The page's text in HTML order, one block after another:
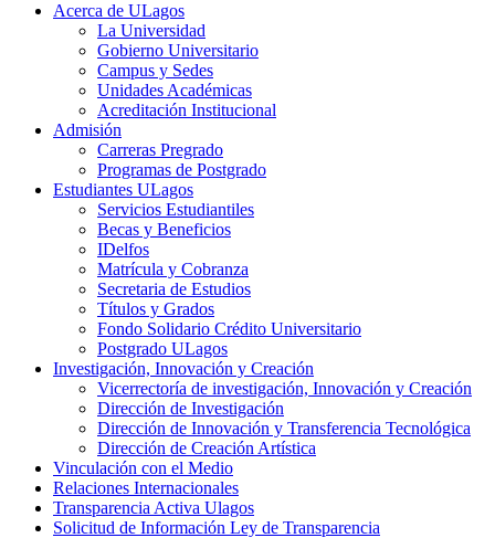
Acerca de ULagos
La Universidad
Gobierno Universitario
Campus y Sedes
Unidades Académicas
Acreditación Institucional
Admisión
Carreras Pregrado
Programas de Postgrado
Estudiantes ULagos
Servicios Estudiantiles
Becas y Beneficios
IDelfos
Matrícula y Cobranza
Secretaria de Estudios
Títulos y Grados
Fondo Solidario Crédito Universitario
Postgrado ULagos
Investigación, Innovación y Creación
Vicerrectoría de investigación, Innovación y Creación
Dirección de Investigación
Dirección de Innovación y Transferencia Tecnológica
Dirección de Creación Artística
Vinculación con el Medio
Relaciones Internacionales
Transparencia Activa Ulagos
Solicitud de Información Ley de Transparencia